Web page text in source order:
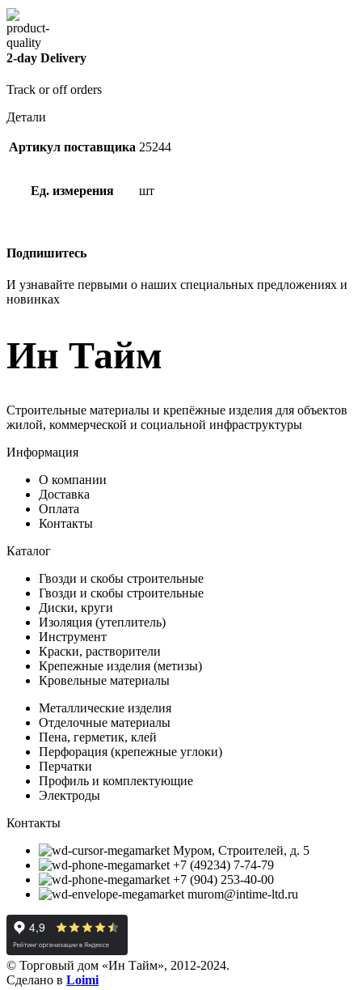
2-day Delivery
Track or off orders
Детали
Артикул поставщика 25244
Ед. измерения шт
Подпишитесь
И узнавайте первыми о наших специальных предложениях и
новинках
Ин Тайм
Строительные материалы и крепёжные изделия для объектов
жилой, коммерческой и социальной инфраструктуры
Информация
О компании
Доставка
Оплата
Контакты
Каталог
Гвозди и скобы строительные
Гвозди и скобы строительные
Диски, круги
Изоляция (утеплитель)
Инструмент
Краски, растворители
Крепежные изделия (метизы)
Кровельные материалы
Металлические изделия
Отделочные материалы
Пена, герметик, клей
Перфорация (крепежные углоки)
Перчатки
Профиль и комплектующие
Электроды
Контакты
Муром, Строителей, д. 5
+7 (49234) 7-74-79
+7 (904) 253-40-00
murom@intime-ltd.ru
© Торговый дом «Ин Тайм», 2012-2024.
Сделано в Loimi